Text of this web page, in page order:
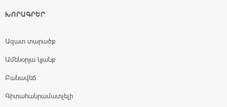
ԽՈՐԱԳՐԵՐ
Ազատ տարածք
Ամենօրյա կյանք
Բանավեճ
Գիտահանրամատչելի